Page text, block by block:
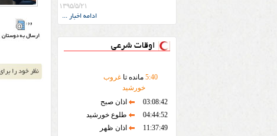
۱۳۹۵/۵/۲۱
ادامه اخبار ...
اوقات شرعی
5:40 مانده تاغروب
خورشید
03:08:42
اذان صبح
04:44:52
طلوع خورشید
11:37:49
اذان ظهر